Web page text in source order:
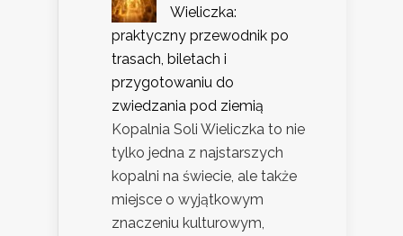
Wieliczka:
praktyczny przewodnik po
trasach, biletach i
przygotowaniu do
zwiedzania pod ziemią
Kopalnia Soli Wieliczka to nie
tylko jedna z najstarszych
kopalni na świecie, ale także
miejsce o wyjątkowym
znaczeniu kulturowym,